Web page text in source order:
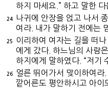
하지 마세요.” 하고 말한 다
24
나귀에 안장을 얹고 나서
여라. 내가 말하기 전에는
25
이리하여 여자는 길을 떠
에게 갔다. 하느님의 사람
하지에게 말하였다. “저기
26
얼른 뛰어가서 맞이하여라
깥어른도 평안하시고 아이